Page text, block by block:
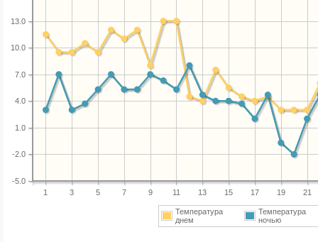
1 3 5 7 9 11 13 15 17 19 21
-5.0
-2.0
1.0
4.0
7.0
10.0
13.0
Температура
днем
Температура
ночью